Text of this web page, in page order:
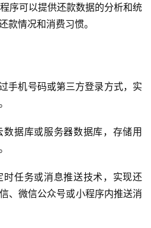
序可以提供还款数据的分析和统
款情况和消费习惯。
手机号码或第三方登录方式，实
据库或服务器数据库，存储用
任务或消息推送技术，实现还
、微信公众号或小程序内推送消